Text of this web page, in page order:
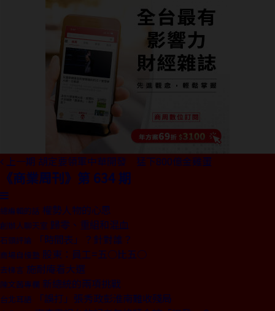
上一期 胡定要領軍中華開發 猛下800億金雞蛋
《商業周刊》第 634 期
總編輯的話 權勢人物的心思
創辦人聊天室 歸零、重組和混血
石頭評論 「時間表」？針對誰？
商場自慢塾 股東：員工=五○比五○
去梯言 施耐庵看大選
陳文茜專欄 新總統的兩項挑戰
台北耳語 「誤打」張秀政彭淮南難收殘局